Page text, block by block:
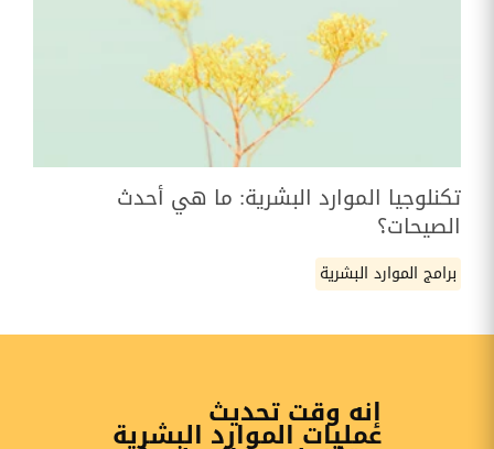
تكنلوجيا الموارد البشرية: ما هي أحدث
الصيحات؟
برامج الموارد البشرية
إنه وقت تحديث
عمليات الموارد البشرية